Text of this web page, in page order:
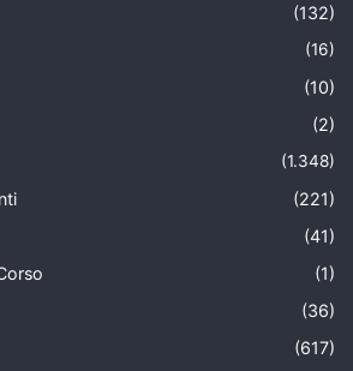
(132)
(16)
(10)
(2)
(1.348)
(221)
(41)
(1)
(36)
(617)